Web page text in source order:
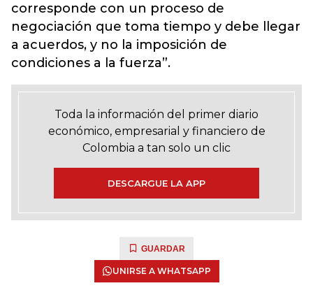
corresponde con un proceso de
negociación que toma tiempo y debe llegar
a acuerdos, y no la imposición de
condiciones a la fuerza”.
Toda la información del primer diario
económico, empresarial y financiero de
Colombia a tan solo un clic
DESCARGUE LA APP
GUARDAR
UNIRSE A WHATSAPP